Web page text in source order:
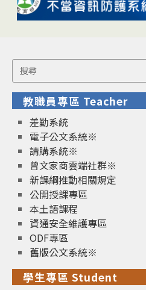
Search
for:
教職員專區 Teacher
差勤系統
電子公文系統※
請購系統※
曾文家商雲端社群※
新課綱推動相關規定
公開授課專區
本土語課程
資通安全維護專區
ODF專區
舊版公文系統※
學生專區 Student